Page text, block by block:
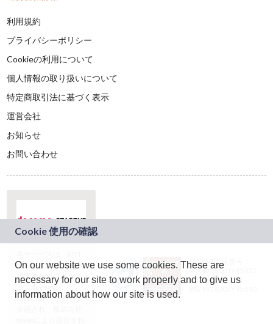
利用規約
プライバシーポリシー
Cookieの利用について
個人情報の取り扱いについて
特定商取引法に基づく表示
運営会社
お知らせ
お問い合わせ
ドコモグループの新
規事業創出プログラ
ム「docomo
STARTUP」を通じて
JASRAC許諾番号：
9024936001Y45037
JASRAC許諾番号：
On our website we use some cookies. These are
necessary for our site to work properly and to give us
information about how our site is used.